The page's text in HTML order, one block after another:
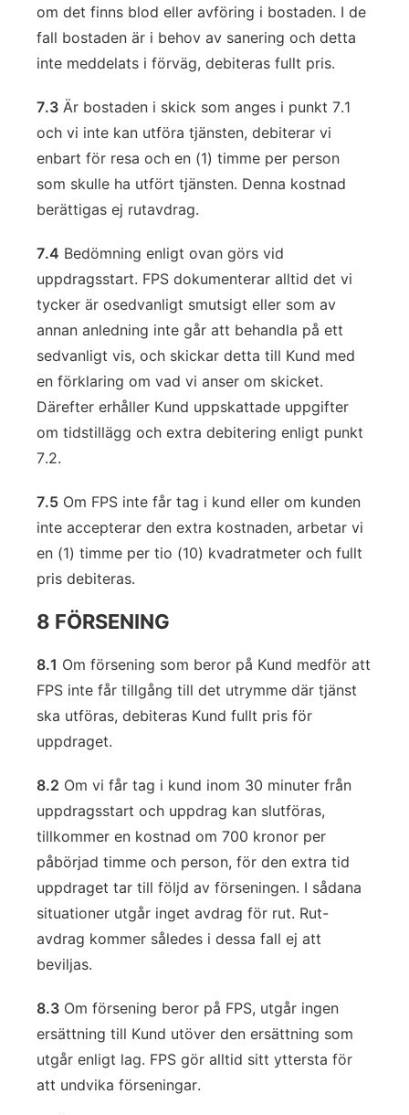
om det finns blod eller avföring i bostaden. I de
fall bostaden är i behov av sanering och detta
inte meddelats i förväg, debiteras fullt pris.
7.3 Är bostaden i skick som anges i punkt 7.1
och vi inte kan utföra tjänsten, debiterar vi
enbart för resa och en (1) timme per person
som skulle ha utfört tjänsten. Denna kostnad
berättigas ej rutavdrag.
7.4 Bedömning enligt ovan görs vid
uppdragsstart. FPS dokumenterar alltid det vi
tycker är osedvanligt smutsigt eller som av
annan anledning inte går att behandla på ett
sedvanligt vis, och skickar detta till Kund med
en förklaring om vad vi anser om skicket.
Därefter erhåller Kund uppskattade uppgifter
om tidstillägg och extra debitering enligt punkt
7.2.
7.5 Om FPS inte får tag i kund eller om kunden
inte accepterar den extra kostnaden, arbetar vi
en (1) timme per tio (10) kvadratmeter och fullt
pris debiteras.
8 FÖRSENING
8.1 Om försening som beror på Kund medför att
FPS inte får tillgång till det utrymme där tjänst
ska utföras, debiteras Kund fullt pris för
uppdraget.
8.2 Om vi får tag i kund inom 30 minuter från
uppdragsstart och uppdrag kan slutföras,
tillkommer en kostnad om 700 kronor per
påbörjad timme och person, för den extra tid
uppdraget tar till följd av förseningen. I sådana
situationer utgår inget avdrag för rut. Rut-
avdrag kommer således i dessa fall ej att
beviljas.
8.3 Om försening beror på FPS, utgår ingen
ersättning till Kund utöver den ersättning som
utgår enligt lag. FPS gör alltid sitt yttersta för
att undvika förseningar.